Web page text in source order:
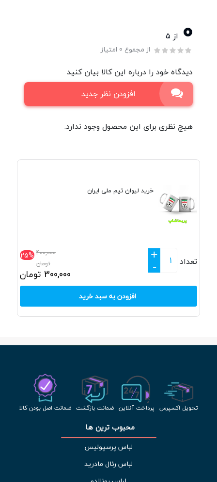
0 از ۵
از مجموع 0 امتیاز
دیدگاه خود را درباره این کالا بیان کنید
افزودن نظر جدید
هیچ نظری برای این محصول وجود ندارد.
خرید لیوان تیم ملی ایران
25% 400,000
تومان
300,000 تومان
تعداد
+
-
افزودن به سبد خرید
تحویل اکسپرس پرداخت آنلاین ضمانت بازگشت ضمانت اصل بودن کالا
محبوب ترین ها
لباس پرسپولیس
لباس رئال مادرید